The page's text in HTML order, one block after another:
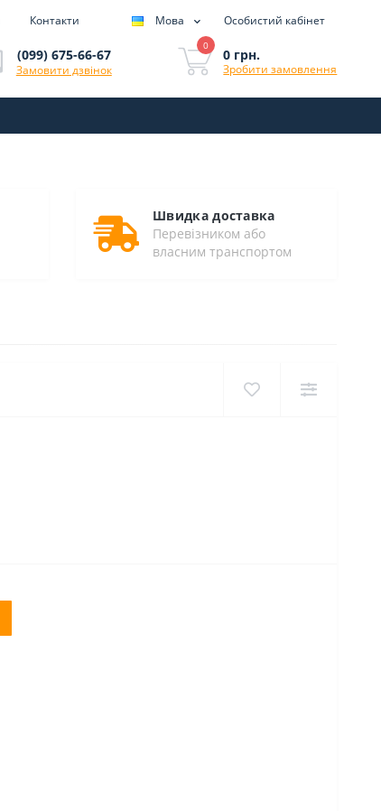
Контакти Мова Особистий кабінет
(099) 675-66-67
Замовити дзвінок
0
0 грн.
Зробити замовлення
Швидка доставка
Перевізником або
власним транспортом